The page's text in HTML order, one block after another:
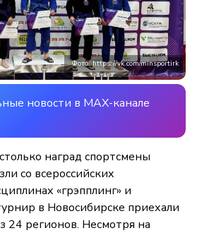
Фото: https://vk.com/minsportirk
новости в MAX-канале
наград спортсмены
со всероссийских
«грэпплинг» и
в Новосибирске приехали
24 регионов. Несмотря на